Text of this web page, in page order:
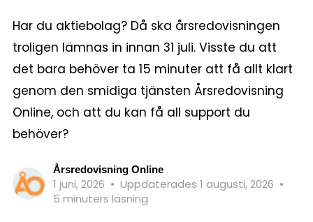
Har du aktiebolag? Då ska årsredovisningen
troligen lämnas in innan 31 juli. Visste du att
det bara behöver ta 15 minuter att få allt klart
genom den smidiga tjänsten Årsredovisning
Online, och att du kan få all support du
behöver?
Årsredovisning Online
1 juni, 2026 • Uppdaterades 1 augusti, 2026 •
5 minuters läsning